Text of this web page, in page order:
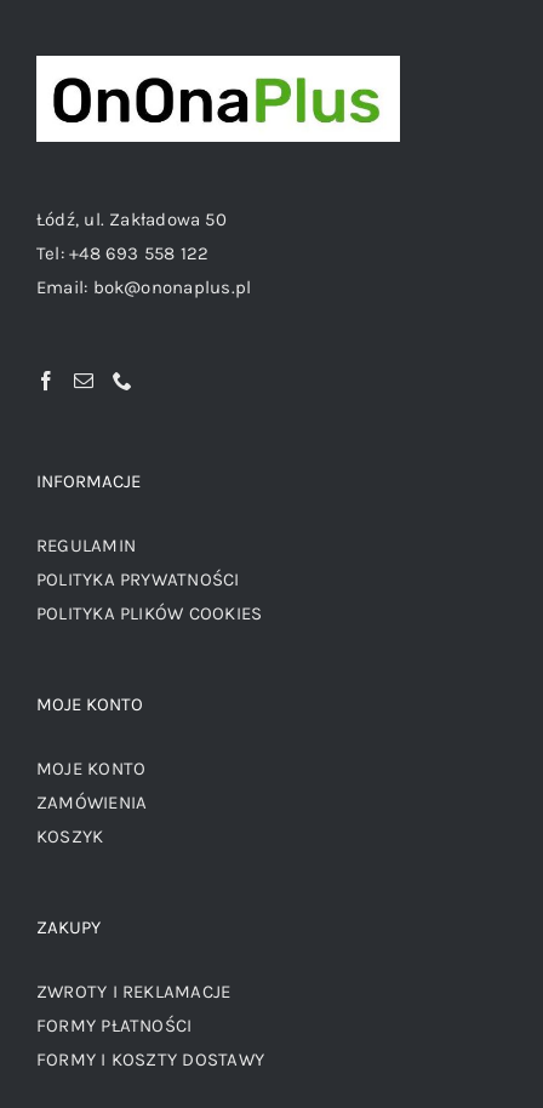
Łódź, ul. Zakładowa 50
Tel:+48 693 558 122
Email: bok@ononaplus.pl
INFORMACJE
REGULAMIN
POLITYKA PRYWATNOŚCI
POLITYKA PLIKÓW COOKIES
MOJE KONTO
MOJE KONTO
ZAMÓWIENIA
KOSZYK
ZAKUPY
ZWROTY I REKLAMACJE
FORMY PŁATNOŚCI
FORMY I KOSZTY DOSTAWY